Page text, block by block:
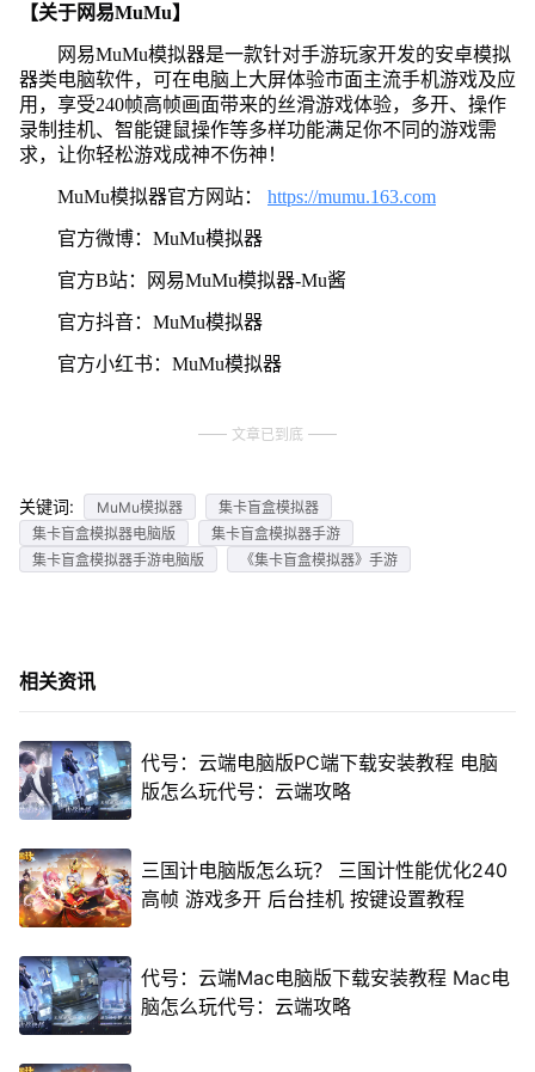
【关于网易MuMu】
网易MuMu模拟器是一款针对手游玩家开发的安卓模拟
器类电脑软件，可在电脑上大屏体验市面主流手机游戏及应
用，享受240帧高帧画面带来的丝滑游戏体验，多开、操作
录制挂机、智能键鼠操作等多样功能满足你不同的游戏需
求，让你轻松游戏成神不伤神！
MuMu模拟器官方网站： https://mumu.163.com
官方微博：MuMu模拟器
官方B站：网易MuMu模拟器-Mu酱
官方抖音：MuMu模拟器
官方小红书：MuMu模拟器
文章已到底
关键词: MuMu模拟器
集卡盲盒模拟器
集卡盲盒模拟器电脑版
集卡盲盒模拟器手游
集卡盲盒模拟器手游电脑版
《集卡盲盒模拟器》手游
相关资讯
代号：云端电脑版PC端下载安装教程 电脑
版怎么玩代号：云端攻略
三国计电脑版怎么玩？ 三国计性能优化240
高帧 游戏多开 后台挂机 按键设置教程
代号：云端Mac电脑版下载安装教程 Mac电
脑怎么玩代号：云端攻略